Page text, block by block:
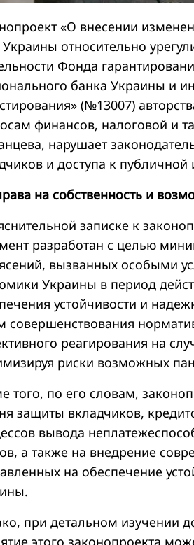
«О внесении
относительно
Фонда
банка Украины и
(№13007)
финансов, налоговой и
нарушает
и доступа к
на собственность и
записке к
разработан с целью
вызванных особыми
Украины в период
устойчивости и
совершенствования
реагирования на
риски возможных
того, по его словам,
защиты вкладчиков,
вывода
а также на внедрение
на обеспечение
при детальном изучении